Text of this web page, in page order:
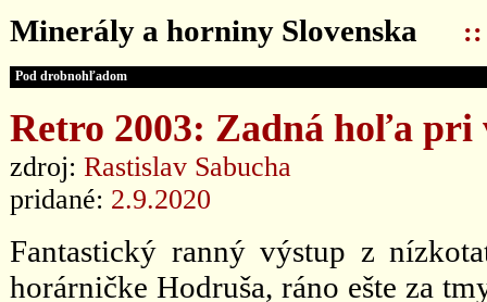
Minerály a horniny Slovenska ::
Pod drobnohľadom
Retro 2003: Zadná hoľa pri
zdroj: Rastislav Sabucha
pridané: 2.9.2020
Fantastický ranný výstup z
horárničke Hodruša, ráno ešte za